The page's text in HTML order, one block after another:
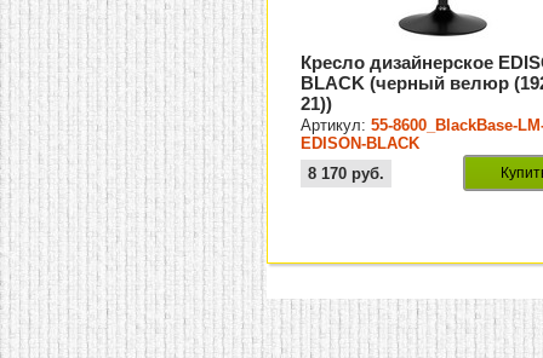
Кресло дизайнерское
BLACK (черный велюр
21))
Артикул:55-8600_BlackBase-
EDISON-BLACK
8 170 руб.